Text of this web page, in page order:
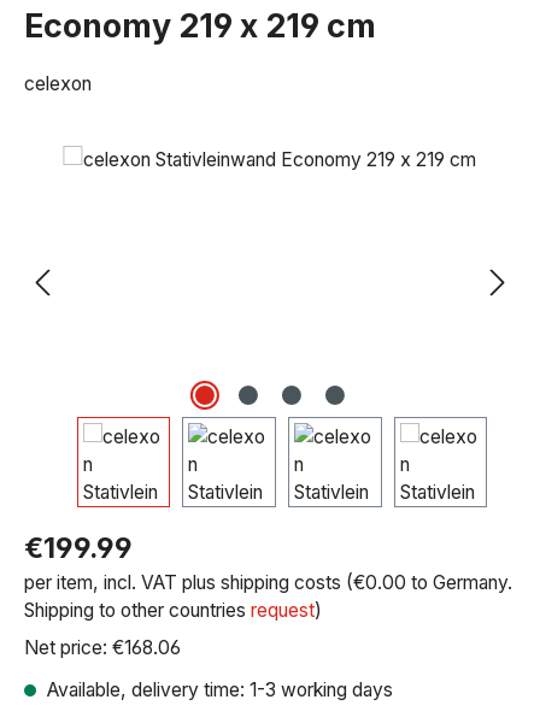
Economy 219 x 219 cm
celexon
Skip image gallery
Regular price:
€199.99
per item, incl. VAT plus shipping costs (€0.00 to Germany.
Shipping to other countries request)
Net price: €168.06
Available, delivery time: 1-3 working days